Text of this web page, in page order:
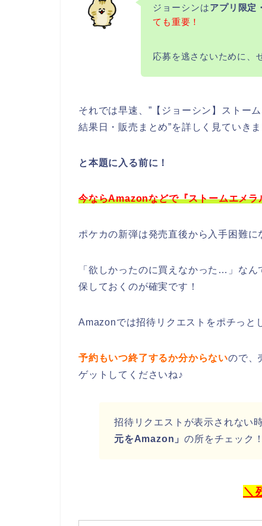
ジョーシンはアプリ限定
ても重要 ！
応募を逃さないために、
それでは早速、”【ジョーシン】ストー
結果日・販売まとめ”を詳しく見ていきま
と本題に入る前に！
今ならAmazonなどで『ストームエメラ
ポケカの新弾は発売直後から入手困難に
「欲しかったのに買えなかった…」な
保しておくのが確実です！
Amazonでは招待リクエストをポチっと
予約もいつ終了するか分からないので、
ゲットしてくださいね♪
招待リクエストが表示されない時
元をAmazon」の所をチェック！
＼